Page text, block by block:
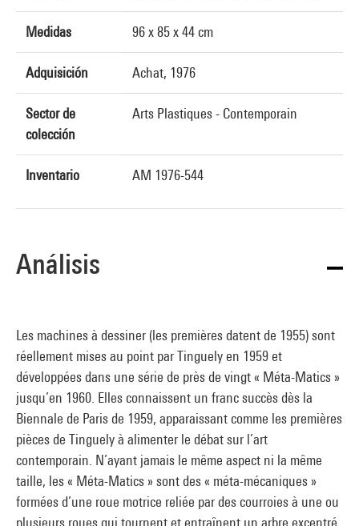
Medidas 96 x 85 x 44 cm
Adquisición Achat, 1976
Sector de
colección
Arts Plastiques - Contemporain
Inventario AM 1976-544
Análisis
Les machines à dessiner (les premières datent de 1955) sont
réellement mises au point par Tinguely en 1959 et
développées dans une série de près de vingt « Méta-Matics »
jusqu’en 1960. Elles connaissent un franc succès dès la
Biennale de Paris de 1959, apparaissant comme les premières
pièces de Tinguely à alimenter le débat sur l’art
contemporain. N’ayant jamais le même aspect ni la même
taille, les « Méta-Matics » sont des « méta-mécaniques »
formées d’une roue motrice reliée par des courroies à une ou
plusieurs roues qui tournent et entraînent un arbre excentré